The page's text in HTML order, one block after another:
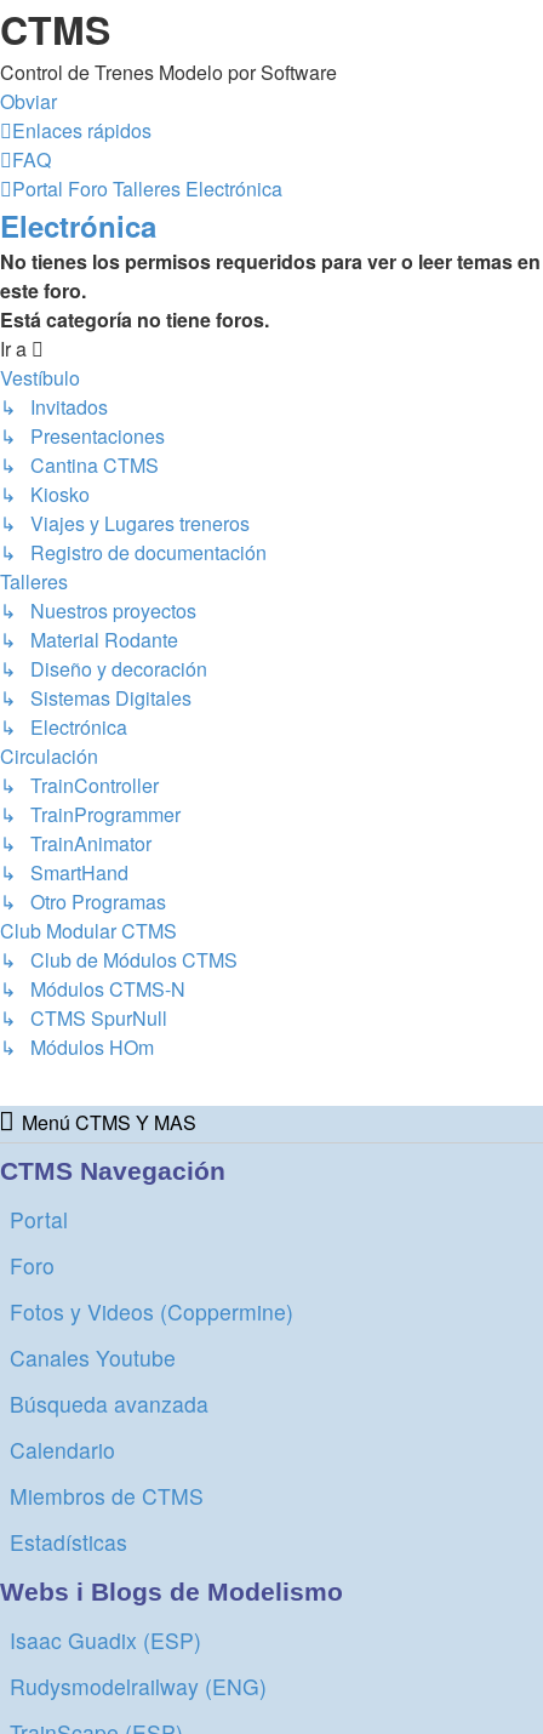
CTMS
Control de Trenes Modelo por Software
Obviar
Enlaces rápidos
FAQ
Portal Foro Talleres Electrónica
Electrónica
No tienes los permisos requeridos para ver o leer temas en
este foro.
Está categoría no tiene foros.
Ir a
Vestíbulo
↳ Invitados
↳ Presentaciones
↳ Cantina CTMS
↳ Kiosko
↳ Viajes y Lugares treneros
↳ Registro de documentación
Talleres
↳ Nuestros proyectos
↳ Material Rodante
↳ Diseño y decoración
↳ Sistemas Digitales
↳ Electrónica
Circulación
↳ TrainController
↳ TrainProgrammer
↳ TrainAnimator
↳ SmartHand
↳ Otro Programas
Club Modular CTMS
↳ Club de Módulos CTMS
↳ Módulos CTMS-N
↳ CTMS SpurNull
↳ Módulos HOm
Menú CTMS Y MAS
CTMS Navegación
Portal
Foro
Fotos y Videos (Coppermine)
Canales Youtube
Búsqueda avanzada
Calendario
Miembros de CTMS
Estadísticas
Webs i Blogs de Modelismo
Isaac Guadix (ESP)
Rudysmodelrailway (ENG)